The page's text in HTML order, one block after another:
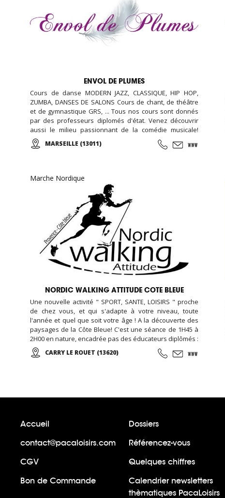
ENVOL DE PLUMES
Cours de danse MODERN JAZZ, CLASSIQUE, HIP HOP,
ZUMBA, DANSES DE SALONS Cours de chant, de théâtre
et de gymnastique GRS, ... Tous nos cours sont donnés
par des professeurs diplomés d'état. Venez découvrir
aussi le milieu passionnant de la comédie musicale!
Enfants, Ados et Adultes. Stages vacances,
Anniversaires, ... Cours d'essai offert !
MARSEILLE (13011)
Marche Nordique
NORDIC WALKING ATTITUDE COTE BLEUE
Une nouvelle activité " SPORT, SANTE, LOISIRS " proche
de chez vous, et qui s'adapte à votre niveau, toute
l'année et quel que soit votre âge ! A la découverte des
paysages de la Côte Bleue! C'est une séance de 1H45 à
2H00 en nature, encadrée pas des éducateurs diplômés :
On commence par un échauffement musculaire et
articulaire, puis place à la marche et sa technique en
CARRY LE ROUET (13620)
Accueil
Dossiers
contact@pacaloisirs.com
Référencez-vous
CGV
Quelques chiffres
Bon de Commande
Calendrier newsletters
thèmatiques PacaLoisirs